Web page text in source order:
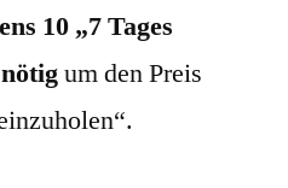
10 „7 Tages
um den Preis